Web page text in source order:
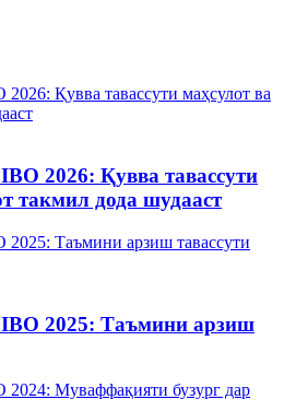
2026: Қувва тавассути
такмил дода шудааст
2025: Таъмини арзиш